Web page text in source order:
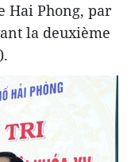
Hai Phong, par
la deuxième